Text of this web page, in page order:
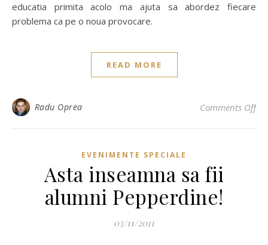
educatia primita acolo ma ajuta sa abordez fiecare
problema ca pe o noua provocare.
READ MORE
Radu Oprea Comments Offon
EVENIMENTE SPECIALE
Asta inseamna sa fii
alumni Pepperdine!
03/11/2011